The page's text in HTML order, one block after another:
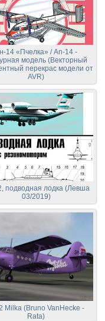
14 «Пчелка» / An-14 -
модель (Векторный
перекрас модели от
AVR)
подводная лодка (Левша
03/2019)
Milka (Bruno VanHecke -
Rata)